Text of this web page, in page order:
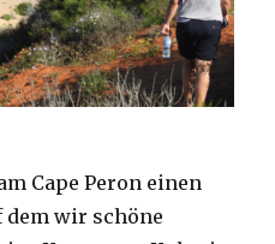
Cape Peron einen
dem wir schöne